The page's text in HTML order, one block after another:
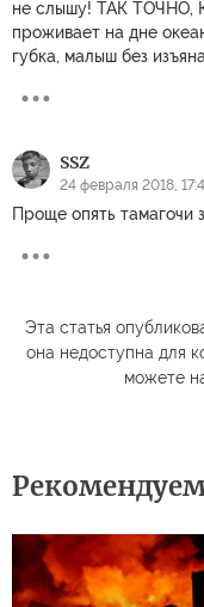
не слышу! ТАК ТОЧНО,
проживает на дне
губка, малыш без изъяна
SSZ
24 февраля 2018,
Проще опять тамагочи
Эта статья
она недоступна для
можете